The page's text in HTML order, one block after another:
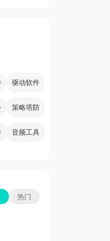
驱动软件
策略塔防
音频工具
热门